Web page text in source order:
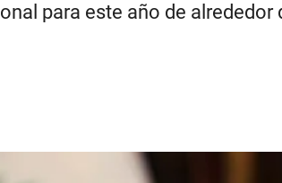
para este año de alrededor